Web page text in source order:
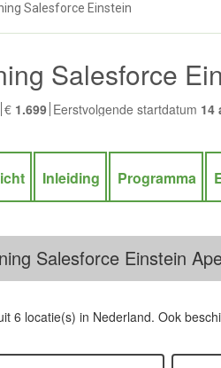
Salesforce Einstein
Salesforce
€ 1.699 Eerstvolgende startdatum 14
Inleiding Programma
Salesforce Einstein
6 locatie(s) in Nederland. Ook